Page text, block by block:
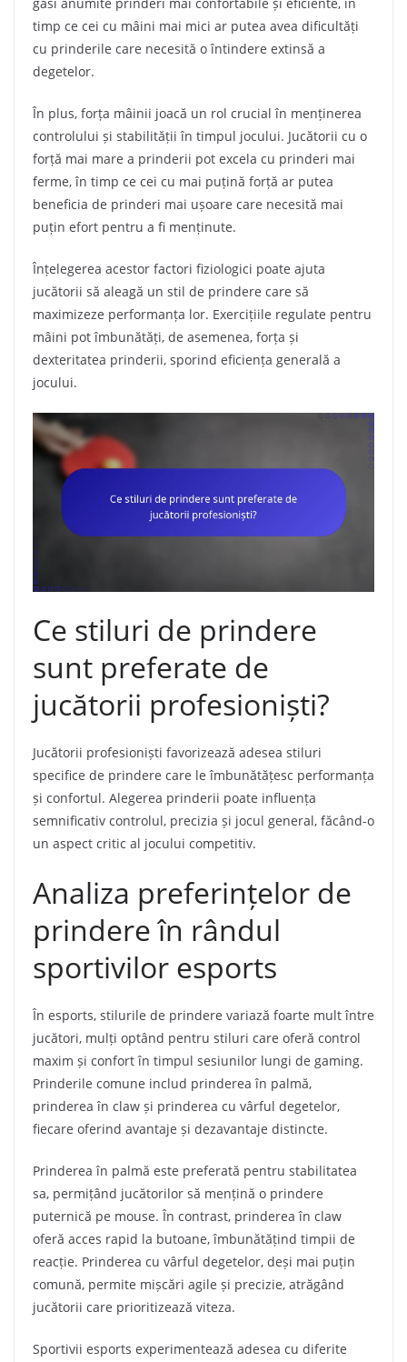
timp ce cei cu mâini mai mici ar putea avea dificultăți
cu prinderile care necesită o întindere extinsă a
degetelor.
În plus, forța mâinii joacă un rol crucial în menținerea
controlului și stabilității în timpul jocului. Jucătorii cu o
forță mai mare a prinderii pot excela cu prinderi mai
ferme, în timp ce cei cu mai puțină forță ar putea
beneficia de prinderi mai ușoare care necesită mai
puțin efort pentru a fi menținute.
Înțelegerea acestor factori fiziologici poate ajuta
jucătorii să aleagă un stil de prindere care să
maximizeze performanța lor. Exercițiile regulate pentru
mâini pot îmbunătăți, de asemenea, forța și
dexteritatea prinderii, sporind eficiența generală a
jocului.
Ce stiluri de prindere
sunt preferate de
jucătorii profesioniști?
Jucătorii profesioniști favorizează adesea stiluri
specifice de prindere care le îmbunătățesc performanța
și confortul. Alegerea prinderii poate influența
semnificativ controlul, precizia și jocul general, făcând-o
un aspect critic al jocului competitiv.
Analiza preferințelor de
prindere în rândul
sportivilor esports
În esports, stilurile de prindere variază foarte mult între
jucători, mulți optând pentru stiluri care oferă control
maxim și confort în timpul sesiunilor lungi de gaming.
Prinderile comune includ prinderea în palmă,
prinderea în claw și prinderea cu vârful degetelor,
fiecare oferind avantaje și dezavantaje distincte.
Prinderea în palmă este preferată pentru stabilitatea
sa, permițând jucătorilor să mențină o prindere
puternică pe mouse. În contrast, prinderea în claw
oferă acces rapid la butoane, îmbunătățind timpii de
reacție. Prinderea cu vârful degetelor, deși mai puțin
comună, permite mișcări agile și precizie, atrăgând
jucătorii care prioritizează viteza.
Sportivii esports experimentează adesea cu diferite